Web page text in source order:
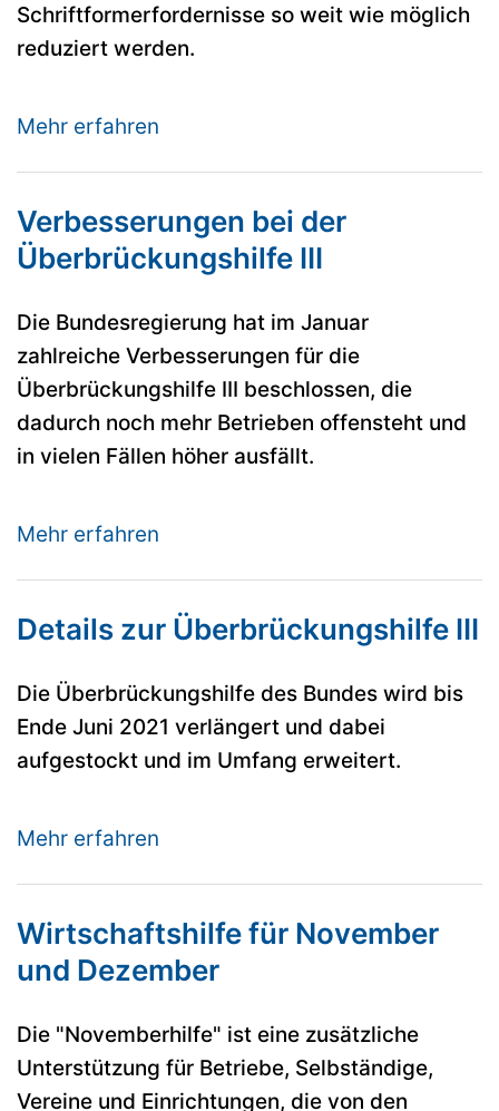
Schriftformerfordernisse so weit wie möglich
reduziert werden.
Mehr erfahren
Verbesserungen bei der
Überbrückungshilfe III
Die Bundesregierung hat im Januar
zahlreiche Verbesserungen für die
Überbrückungshilfe III beschlossen, die
dadurch noch mehr Betrieben offensteht und
in vielen Fällen höher ausfällt.
Mehr erfahren
Details zur Überbrückungshilfe III
Die Überbrückungshilfe des Bundes wird bis
Ende Juni 2021 verlängert und dabei
aufgestockt und im Umfang erweitert.
Mehr erfahren
Wirtschaftshilfe für November
und Dezember
Die "Novemberhilfe" ist eine zusätzliche
Unterstützung für Betriebe, Selbständige,
Vereine und Einrichtungen, die von den